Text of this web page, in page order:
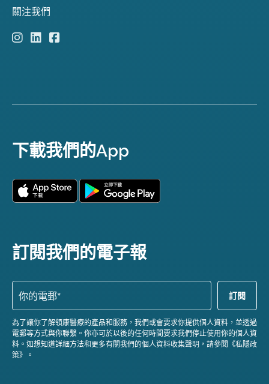
關注我們
下載我們的App
訂閱我們的電子報
為了讓你了解領康醫療的產品和服務，我們或會要求你提供個人資料，並透過
電郵等方式與你聯繫。你亦可於以後的任何時間要求我們停止使用你的個人資
料。如想知道詳細方法和更多有關我們的個人資料收集聲明，請參閱《私隱政
策》。